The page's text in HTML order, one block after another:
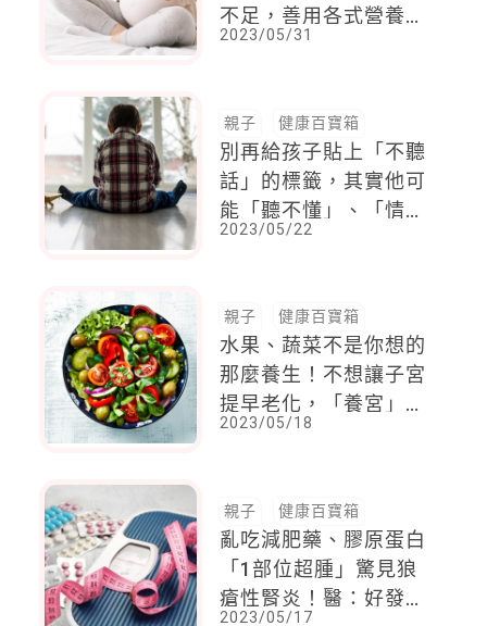
不足，善用各式營養補
充品
2023/05/31
親子 健康百寶箱
別再給孩子貼上「不聽
話」的標籤，其實他可
能「聽不懂」、「情緒
中」，或是「辦不到」
2023/05/22
親子 健康百寶箱
水果、蔬菜不是你想的
那麼養生！不想讓子宮
提早老化，「養宮」必
知3件事：食物、穴
2023/05/18
親子 健康百寶箱
亂吃減肥藥、膠原蛋白
「1部位超腫」驚見狼
瘡性腎炎！醫：好發女
2023/05/17